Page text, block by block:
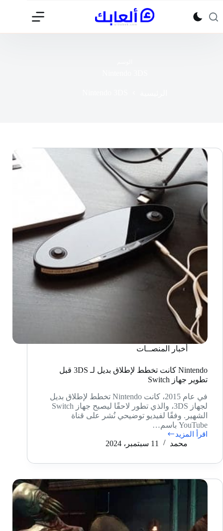
إلى
المحتوى
أخبار المنصــات
Nintendo كانت تخطط لإطلاق بديل لـ 3DS قبل
تطوير جهاز Switch
في عام 2015، كانت Nintendo تخطط لإطلاق بديل
لجهاز 3DS، والذي تطور لاحقًا ليصبح جهاز Switch
الشهير. وفقًا لفيديو توضيحي نُشر على قناة
YouTube باسم…
اقرأ المزيد
Nintendo
لإطلاق
لـ
تطوير
جهاز
Switch
محمد 11 سبتمبر، 2024